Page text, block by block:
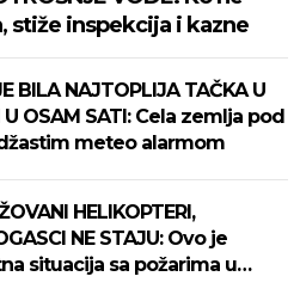
stiže inspekcija i kazne
BILA NAJTOPLIJA TAČKA U
U OSAM SATI: Cela zemlja pod
meteo alarmom
HELIKOPTERI,
NE STAJU: Ovo je
situacija sa požarima u